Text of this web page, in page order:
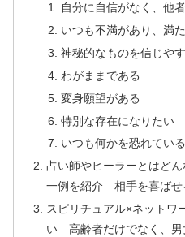
自分に自信がなく、他
いつも不満があり、満
神秘的なものを信じや
わがままである
変身願望がある
特別な存在になりたい
いつも何かを恐れている
占い師やヒーラーとはど
一例を紹介 相手を喜ばせ
スピリチュアル×ネットワ
い 高齢者だけでなく、